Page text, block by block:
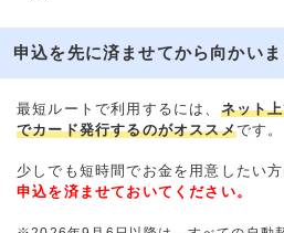
申込を先に済ませてから向かいま
最短ルートで利用するには、 ネット
でカード発行するのがオススメです。
少しでも短時間でお金を用意したい方
申込を済ませておいてください。